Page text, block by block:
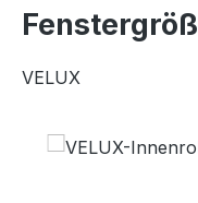
VELUX
Bildergalerie